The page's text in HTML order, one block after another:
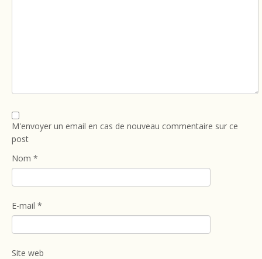
M'envoyer un email en cas de nouveau commentaire sur ce
post
Nom *
E-mail *
Site web